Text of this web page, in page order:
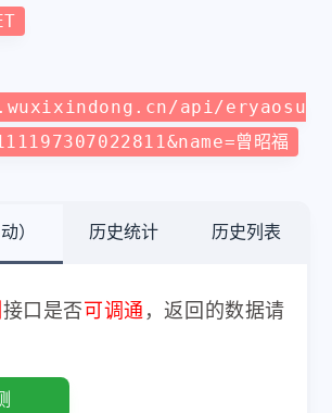
api/eryaosu
曾昭福
） 历史统计 历史列表
接口是否 可调通 ，返回的数据请